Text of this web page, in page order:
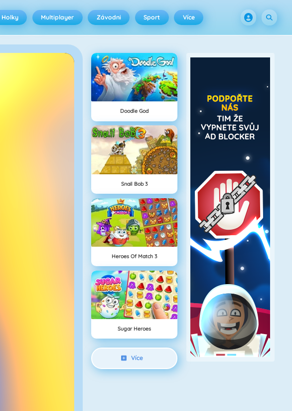
Holky Multiplayer Závodni Sport Více
Doodle God
Snail Bob 3
Heroes Of Match 3
Sugar Heroes
Více